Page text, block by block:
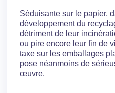
Séduisante sur le papier,
développement du
détriment de leur
ou pire encore leur fin de
taxe sur les emballages
pose néanmoins de
œuvre.